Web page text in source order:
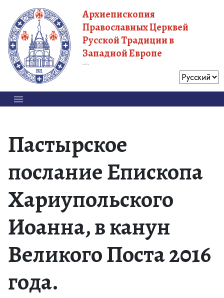
Архиепископия
Православных Церквей
Русской Традиции в
Западной Европе
Пастырское
послание Епископа
Хариупольского
Иоанна, в канун
Великого Поста 2016
года.